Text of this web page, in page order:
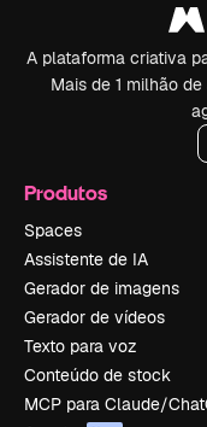
A plataforma criativa
Mais de 1 milhão
Produtos
Spaces
Assistente de IA
Gerador de imagens
Gerador de vídeos
Texto para voz
Conteúdo de stock
MCP para Claude/